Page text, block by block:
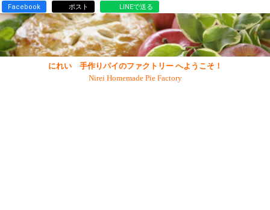
Facebook ポスト LINEで送る
にれい 手作りパイのファクトリー へようこそ！
Nirei Homemade Pie Factory